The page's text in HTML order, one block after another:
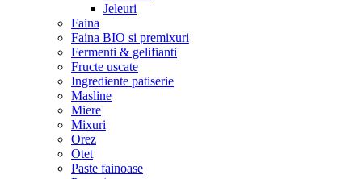
Jeleuri
Faina
Faina BIO si premixuri
Fermenti & gelifianti
Fructe uscate
Ingrediente patiserie
Masline
Miere
Mixuri
Orez
Otet
Paste fainoase